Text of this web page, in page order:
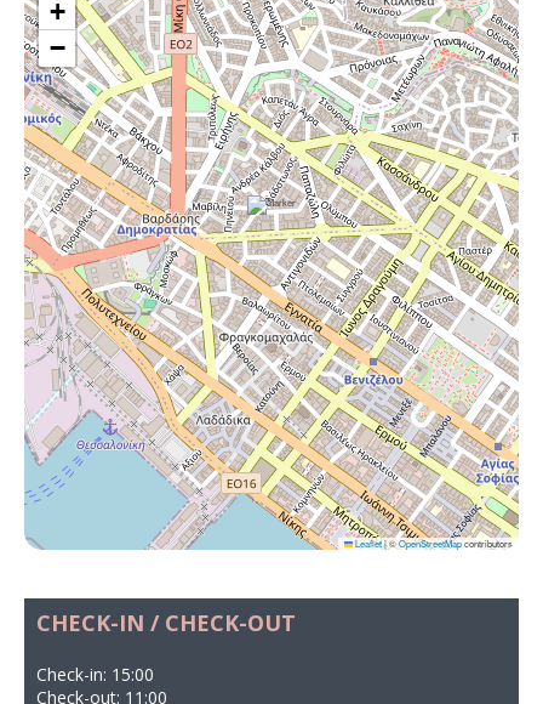
+
−
Leaflet|©OpenStreetMapcontributors
CHECK-IN / CHECK-OUT
Check-in: 15:00
Check-out: 11:00